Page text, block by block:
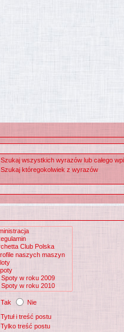
Szukaj wszystkich wyrazów lub całego
Szukaj któregokolwiek z wyrazów
Tak
Nie
Tytuł i treść postu
Tylko treść postu